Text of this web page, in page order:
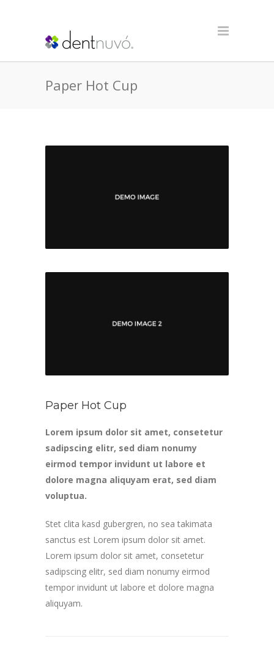
Paper Hot Cup
Paper Hot Cup
Lorem ipsum dolor sit amet, consetetur
sadipscing elitr, sed diam nonumy
eirmod tempor invidunt ut labore et
dolore magna aliquyam erat, sed diam
voluptua.
Stet clita kasd gubergren, no sea takimata
sanctus est Lorem ipsum dolor sit amet.
Lorem ipsum dolor sit amet, consetetur
sadipscing elitr, sed diam nonumy eirmod
tempor invidunt ut labore et dolore magna
aliquyam.